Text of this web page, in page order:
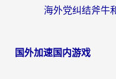
国外加速国内游戏